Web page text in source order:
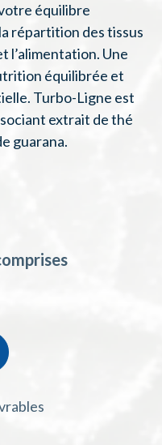
équilibre
répartition des tissus
l’alimentation. Une
équilibrée et
Turbo-Ligne est
extrait de thé
guarana.